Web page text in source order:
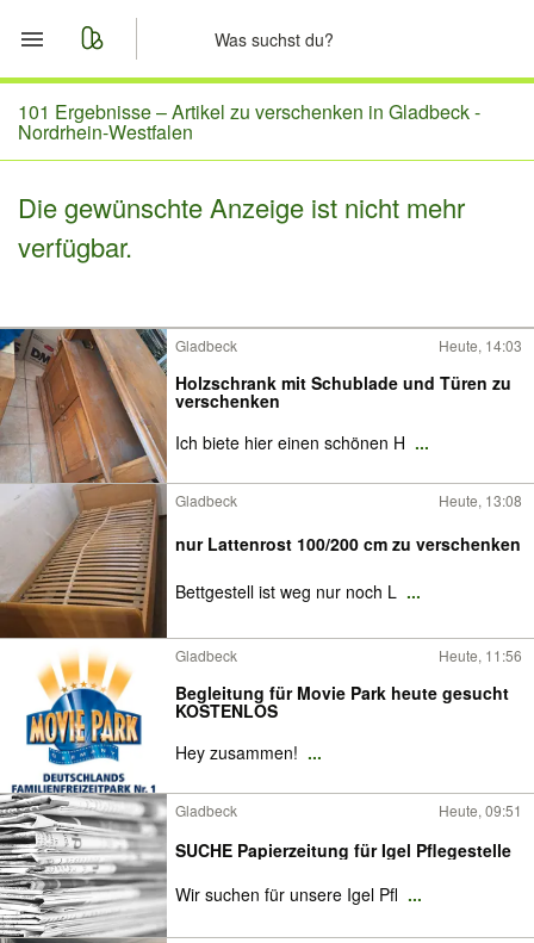
Start
Merkliste
Nachrichten
101 Ergebnisse –Artikel zu verschenken in Gladbeck -
Nordrhein-Westfalen
Die gewünschte Anzeige ist nicht mehr
verfügbar.
Gladbeck Heute, 14:03
Holzschrank mit Schublade und Türen zu
verschenken
Ich biete hier einen schönen H ...
Gladbeck Heute, 13:08
nur Lattenrost 100/200 cm zu verschenken
Bettgestell ist weg nur noch L ...
Gladbeck Heute, 11:56
Begleitung für Movie Park heute gesucht
KOSTENLOS
Hey zusammen! ...
Gladbeck Heute, 09:51
SUCHE Papierzeitung für Igel Pflegestelle
Wir suchen für unsere Igel Pfl ...